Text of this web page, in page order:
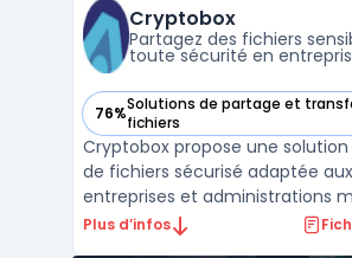
cible la massification et la
Cryptobox
Partagez des fichiers
toute sécurité en
76%Solutions de partage et
fichiers
— voir Cryptobox dans cette
Cryptobox propose une
de fichiers sécurisé adaptée aux
entreprises et administrations
des données sensibles.
Plus d’infos